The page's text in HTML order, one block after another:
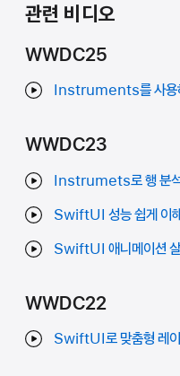
관련 비디오
WWDC25
Instruments를 사용
WWDC23
Instrumets로 행 분
SwiftUI 성능 쉽게 이
SwiftUI 애니메이션
WWDC22
SwiftUI로 맞춤형 레